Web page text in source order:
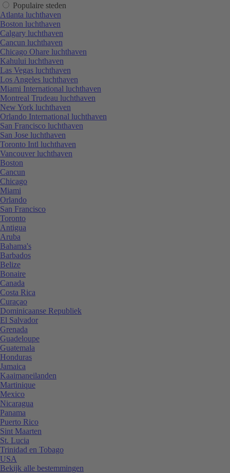
Populaire steden
Atlanta luchthaven
Boston luchthaven
Calgary luchthaven
Cancun luchthaven
Chicago Ohare luchthaven
Kahului luchthaven
Las Vegas luchthaven
Los Angeles luchthaven
Miami International luchthaven
Montreal Trudeau luchthaven
New York luchthaven
Orlando International luchthaven
San Francisco luchthaven
San Jose luchthaven
Toronto Intl luchthaven
Vancouver luchthaven
Boston
Cancun
Chicago
Miami
Orlando
San Francisco
Toronto
Antigua
Aruba
Bahama's
Barbados
Belize
Bonaire
Canada
Costa Rica
Curaçao
Dominicaanse Republiek
El Salvador
Grenada
Guadeloupe
Guatemala
Honduras
Jamaica
Kaaimaneilanden
Martinique
Mexico
Nicaragua
Panama
Puerto Rico
Sint Maarten
St. Lucia
Trinidad en Tobago
USA
Bekijk alle bestemmingen